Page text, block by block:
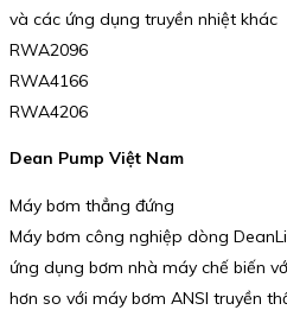
và các ứng dụng truyền nhiệt khác
RWA2096
RWA4166
RWA4206
Dean Pump Việt Nam
Máy bơm thẳng đứng
Máy bơm công nghiệp dòng
ứng dụng bơm nhà máy chế biến
hơn so với máy bơm ANSI truyền